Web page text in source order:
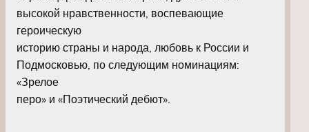
высокой нравственности, воспевающие
героическую
историю страны и народа, любовь к России и
Подмосковью, по следующим номинациям:
«Зрелое
перо» и «Поэтический дебют».